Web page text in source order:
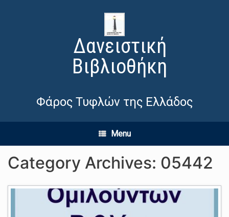
Δανειστική
Βιβλιοθήκη
Φάρος Τυφλών της Ελλάδος
Menu
Category Archives: 05442